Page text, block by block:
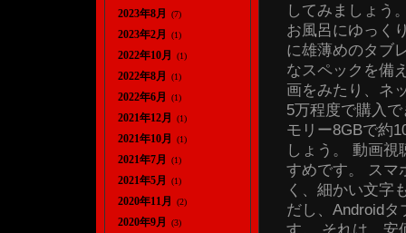
してみましょう
お風呂にゆっく
に雄薄めのタブ
なスペックを備
画をみたり、ネ
5万程度で購入
モリー8GBで約
しょう。 動画
すめです。 スマ
く、細かい文字
だし、Android
す。 それは、安
2023年8月 (7)
2023年2月 (1)
2022年10月 (1)
2022年8月 (1)
2022年6月 (1)
2021年12月 (1)
2021年10月 (1)
2021年7月 (1)
2021年5月 (1)
2020年11月 (2)
2020年9月 (3)